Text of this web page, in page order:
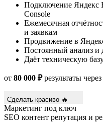
Подключение Яндекс
Console
Ежемесячная
и заявкам
Продвижение в
Постоянный анализ и
Даёт техническую
от 80 000 ₽результаты
Сделать красиво 🔥
Маркетинг под ключ
SEO контент репутация и